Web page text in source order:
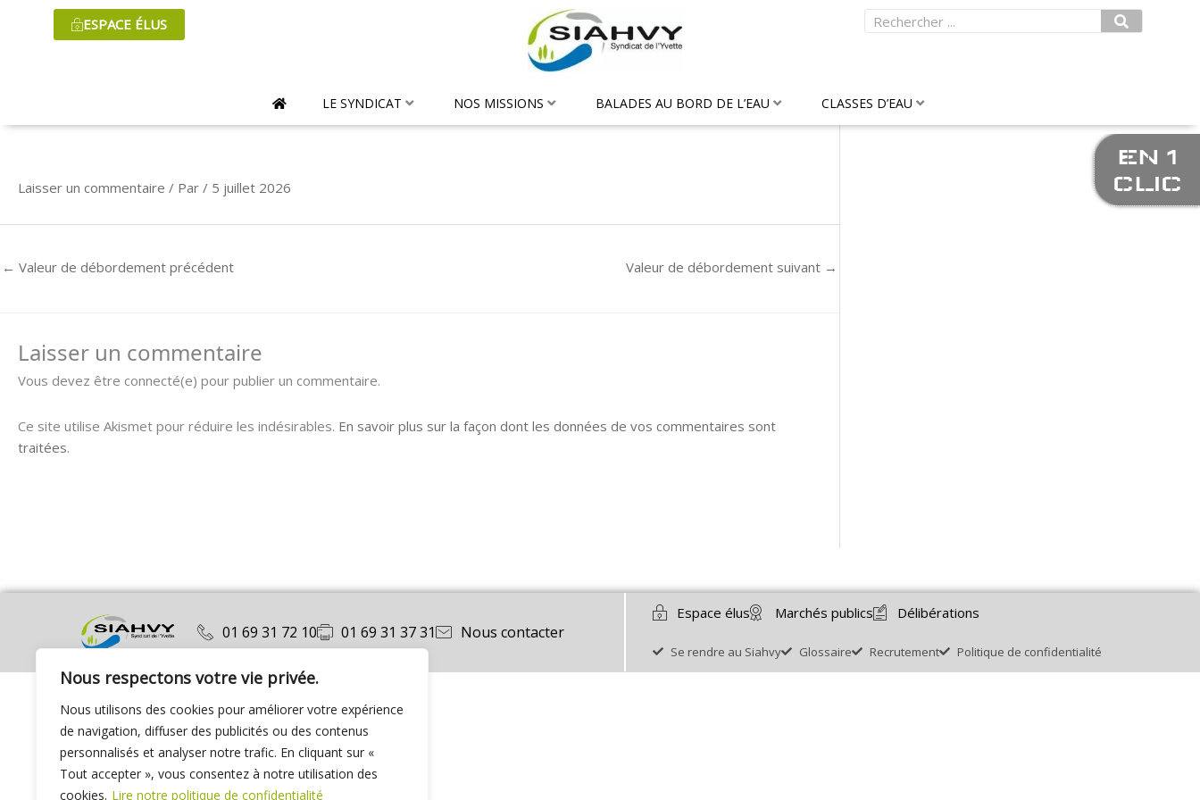
Nous respectons votre vie privée.
Nous utilisons des cookies pour améliorer votre expérience
de navigation, diffuser des publicités ou des contenus
personnalisés et analyser notre trafic. En cliquant sur «
Tout accepter », vous consentez à notre utilisation des
cookies. Lire notre politique de confidentialité
ESPACE ÉLUS Rechercher
LE SYNDICAT NOS MISSIONS BALADES AU BORD DE L’EAU CLASSES D’EAU
Laisser un commentaire / Par / 5 juillet 2026
← Valeur de débordement précédent Valeur de débordement suivant →
Laisser un commentaire
Vous devez être connecté(e) pour publier un commentaire.
Ce site utilise Akismet pour réduire les indésirables. En savoir plus sur la façon dont les données de vos commentaires sont
traitées.
01 69 31 72 10 01 69 31 37 31 Nous contacter
Espace élus Marchés publics Délibérations
Se rendre au Siahvy Glossaire Recrutement Politique de confidentialité
EN 1
CLIC